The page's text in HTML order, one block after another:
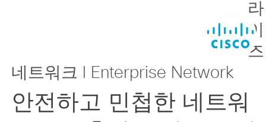
라
이
즈
네트워크 l Enterprise Network
안전하고 민첩한 네트워